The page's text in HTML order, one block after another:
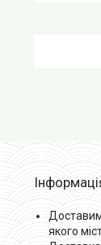
якого